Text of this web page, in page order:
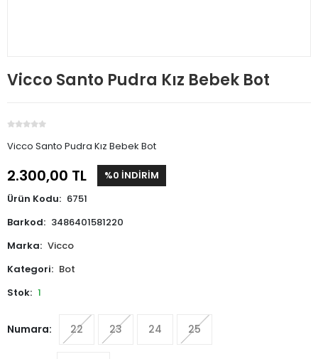
Vicco Santo Pudra Kız Bebek Bot
Vicco Santo Pudra Kız Bebek Bot
2.300,00 TL
%0 İNDİRİM
Ürün Kodu: 6751
Barkod: 3486401581220
Marka: Vicco
Kategori: Bot
Stok: 1
Numara: 22 23 24 25